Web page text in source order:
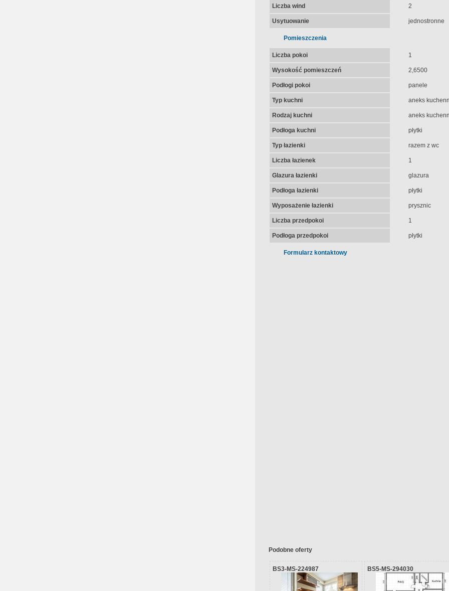
Liczba wind 2
Usytuowanie jednostronne
Pomieszczenia
Liczba pokoi 1
Wysokość pomieszczeń 2,6500
Podłogi pokoi panele
Typ kuchni aneks
Rodzaj kuchni aneks
Podłoga kuchni płytki
Typ łazienki razem z wc
Liczba łazienek 1
Glazura łazienki glazura
Podłoga łazienki płytki
Wyposażenie łazienki prysznic
Liczba przedpokoi 1
Podłoga przedpokoi płytki
Formularz kontaktowy
Podobne oferty
BS3-MS-224987 BS5-MS-294030